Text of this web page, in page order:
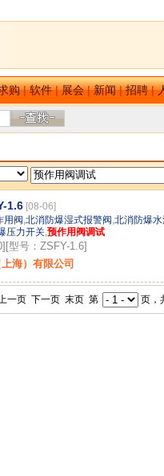
购|软件|展会|新闻|招聘|
1.6 [08-06]
用阀,北消防爆湿式报警阀,北消防爆
压力开关,预作用阀调试
型号：ZSFY-1.6]
海）有限公司
一页 下一页 末页 第 页，